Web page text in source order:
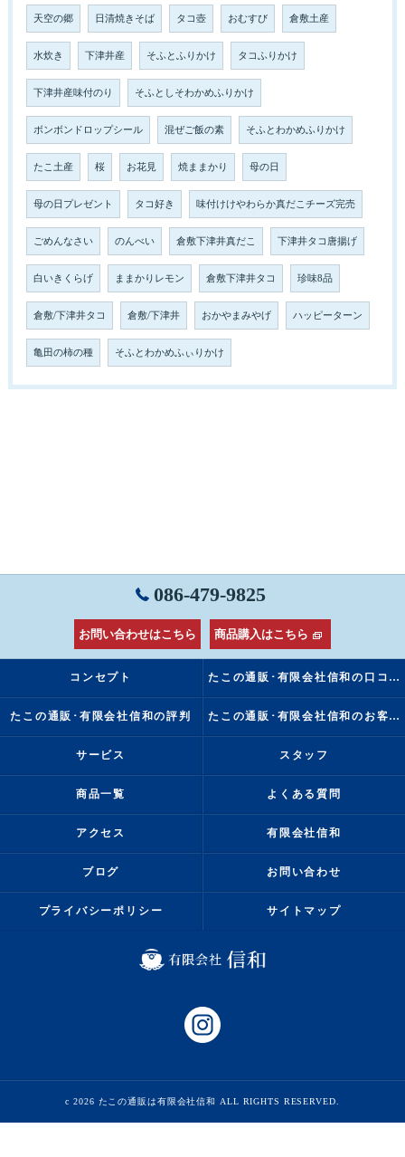
天空の郷 日清焼きそば タコ壺 おむすび 倉敷土産
水炊き 下津井産 そふとふりかけ タコふりかけ
下津井産味付のり そふとしそわかめふりかけ
ボンボンドロップシール 混ぜご飯の素 そふとわかめふりかけ
たこ土産 桜 お花見 焼ままかり 母の日
母の日プレゼント タコ好き 味付けけやわらか真だこチーズ完売
ごめんなさい のんべい 倉敷下津井真だこ 下津井タコ唐揚げ
白いきくらげ ままかりレモン 倉敷下津井タコ 珍味8品
倉敷/下津井タコ 倉敷/下津井 おかやまみやげ ハッピーターン
亀田の柿の種 そふとわかめふぃりかけ
086-479-9825
お問い合わせはこちら 商品購入はこちら
コンセプト たこの通販･有限会社信和の口コミ情報
たこの通販･有限会社信和の評判 たこの通販･有限会社信和のお客様の声
サービス スタッフ
商品一覧 よくある質問
アクセス 有限会社信和
ブログ お問い合わせ
プライバシーポリシー サイトマップ
c 2026 たこの通販は有限会社信和 ALL RIGHTS RESERVED.